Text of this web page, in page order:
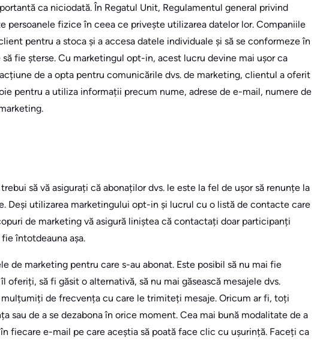
ca niciodată. În Regatul Unit, Regulamentul general privind
persoanele fizice în ceea ce privește utilizarea datelor lor. Companiile
pentru a stoca și a accesa datele individuale și să se conformeze în
fie șterse. Cu marketingul opt-in, acest lucru devine mai ușor ca
de a opta pentru comunicările dvs. de marketing, clientul a oferit
pentru a utiliza informații precum nume, adrese de e-mail, numere de
să vă asigurați că abonaților dvs. le este la fel de ușor să renunțe la
Deși utilizarea marketingului opt-in și lucrul cu o listă de contacte care
de marketing vă asigură liniștea că contactați doar participanți
întotdeauna așa.
de marketing pentru care s-au abonat. Este posibil să nu mai fie
oferiți, să fi găsit o alternativă, să nu mai găsească mesajele dvs.
mulțumiți de frecvența cu care le trimiteți mesaje. Oricum ar fi, toți
sau de a se dezabona în orice moment. Cea mai bună modalitate de a
fiecare e-mail pe care aceștia să poată face clic cu ușurință. Faceți ca